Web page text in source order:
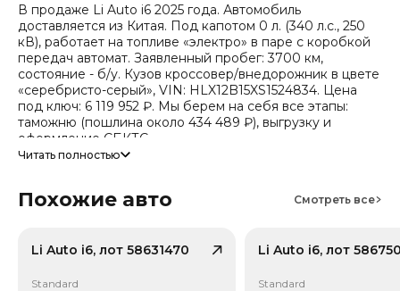
В продаже Li Auto i6 2025 года. Автомобиль
доставляется из Китая. Под капотом 0 л. (340 л.с., 250
кВ), работает на топливе «электро» в паре с коробкой
передач автомат. Заявленный пробег: 3700 км,
состояние - б/у. Кузов кроссовер/внедорожник в цвете
«серебристо-серый», VIN: HLX12B15XS1524834. Цена
под ключ: 6 119 952 ₽. Мы берем на себя все этапы:
таможню (пошлина около 434 489 ₽), выгрузку и
оформление СБКТС.
отчет об авто и смету доставки. Мы на связи 24/7.
комплектации известно: Тип энергии: Чистый
(кроссовер/SUV), Тип кузова/посадка: Внедорожник /
Читать полностью
Похожие авто Смотреть все
Li Auto i6, лот 58631470
Standard
Li Auto i6, лот
Standard